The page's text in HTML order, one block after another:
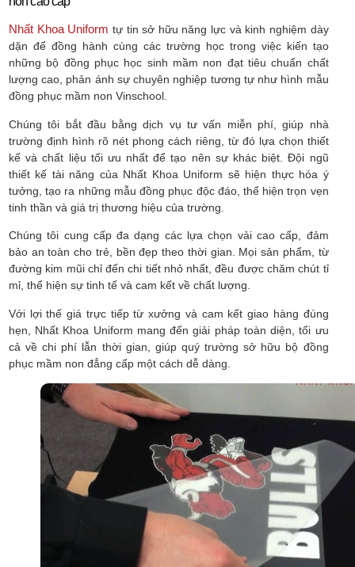
Nhất Khoa Uniform tự tin sở hữu năng lực và kinh nghiệm dày
dặn để đồng hành cùng các trường học trong việc kiến tạo
những bộ đồng phục học sinh mầm non đạt tiêu chuẩn chất
lượng cao, phản ánh sự chuyên nghiệp tương tự như hình mẫu
đồng phục mầm non Vinschool.
Chúng tôi bắt đầu bằng dịch vụ tư vấn miễn phí, giúp nhà
trường định hình rõ nét phong cách riêng, từ đó lựa chọn thiết
kế và chất liệu tối ưu nhất để tạo nên sự khác biệt. Đội ngũ
thiết kế tài năng của Nhất Khoa Uniform sẽ hiện thực hóa ý
tưởng, tạo ra những mẫu đồng phục độc đáo, thể hiện trọn vẹn
tinh thần và giá trị thương hiệu của trường.
Chúng tôi cung cấp đa dạng các lựa chọn vải cao cấp, đảm
bảo an toàn cho trẻ, bền đẹp theo thời gian. Mọi sản phẩm, từ
đường kim mũi chỉ đến chi tiết nhỏ nhất, đều được chăm chút tỉ
mỉ, thể hiện sự tinh tế và cam kết về chất lượng.
Với lợi thế giá trực tiếp từ xưởng và cam kết giao hàng đúng
hẹn, Nhất Khoa Uniform mang đến giải pháp toàn diện, tối ưu
cả về chi phí lẫn thời gian, giúp quý trường sở hữu bộ đồng
phục mầm non đẳng cấp một cách dễ dàng.